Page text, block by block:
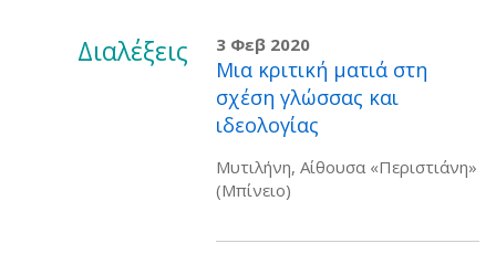
Διαλέξεις 3 Φεβ 2020
Μια κριτική ματιά στη
σχέση γλώσσας και
ιδεολογίας
Μυτιλήνη, Αίθουσα «Περιστιάνη»
(Μπίνειο)